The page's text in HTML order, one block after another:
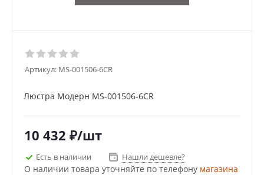
Артикул: MS-001506-6CR
Люстра Модерн MS-001506-6CR
10 432 ₽/шт
Есть в наличии Нашли дешевле?
О наличии товара уточняйте по телефону магазина